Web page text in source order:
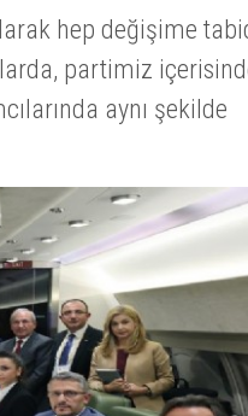
hep değişime
partimiz
aynı şekilde